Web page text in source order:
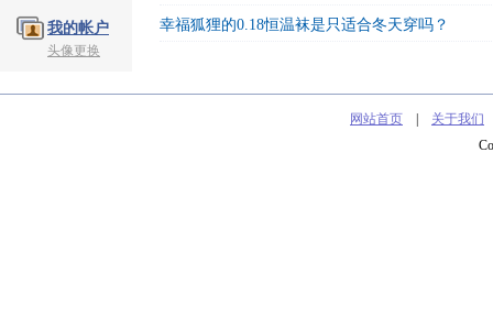
我的帐户
头像更换
幸福狐狸的0.18恒温袜是只适合冬天穿吗？
网站首页 关于我们